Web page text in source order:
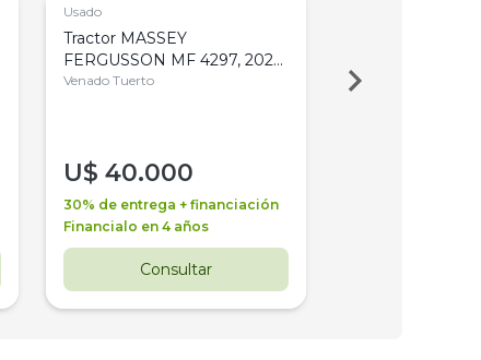
Usado
Tractor MASSEY
FERGUSSON MF 4297, 2020,
4WD, PATON
Venado Tuerto
U$ 40.000
30% de entrega + financiación
Financialo en 4 años
Consultar
Venado Tuerto